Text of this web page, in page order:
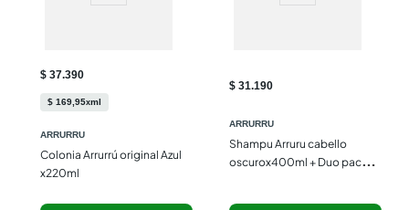
$ 37.390
$ 169 95xml
ARRURRU
Colonia Arrurrú original Azul
x220ml
$ 31.190
ARRURRU
Shampu Arruru cabello
oscurox400ml + Duo pack